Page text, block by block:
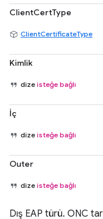
ClientCertType
ClientCertificateType
Kimlik
dize isteğe bağlı
İç
dize isteğe bağlı
Outer
dize isteğe bağlı
Dış EAP türü. ONC